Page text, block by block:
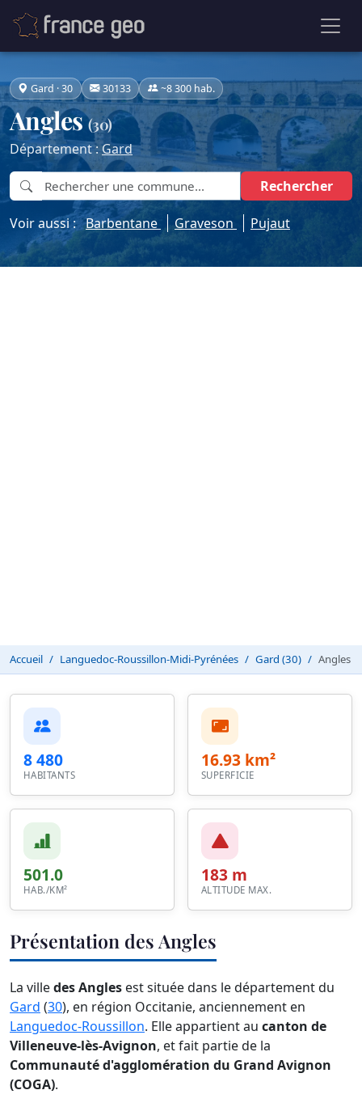
Gard · 30 30133 ~8 300 hab.
Angles(30)
Département :Gard
Rechercher
Voir aussi :Barbentane Graveson Pujaut
Accueil Languedoc-Roussillon-Midi-Pyrénées Gard (30) Angles
8 480
HABITANTS
16.93 km²
SUPERFICIE
501.0
HAB./KM²
183 m
ALTITUDE MAX.
Présentation des Angles
La villedes Angles est située dans le département du
Gard (30), en région Occitanie, anciennement en
Languedoc-Roussillon. Elle appartient au canton de
Villeneuve-lès-Avignon, et fait partie de la
Communauté d'agglomération du Grand Avignon
(COGA).